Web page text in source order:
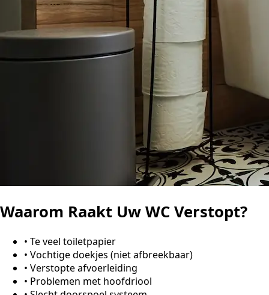
Waarom Raakt Uw WC Verstopt?
• Te veel toiletpapier
• Vochtige doekjes (niet afbreekbaar)
• Verstopte afvoerleiding
• Problemen met hoofdriool